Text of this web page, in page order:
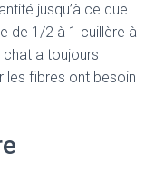
jusqu’à ce que
de 1/2 à 1 cuillère à
a toujours
les fibres ont besoin